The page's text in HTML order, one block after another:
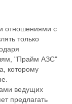
отношениями с
только
"Прайм АЗС"
которому
ведущих
предлагать